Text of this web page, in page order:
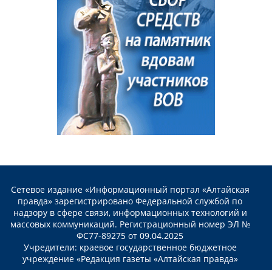
Сетевое издание «Информационный портал «Алтайская
правда» зарегистрировано Федеральной службой по
надзору в сфере связи, информационных технологий и
массовых коммуникаций. Регистрационный номер ЭЛ №
ФС77-89275 от 09.04.2025
Учредители: краевое государственное бюджетное
учреждение «Редакция газеты «Алтайская правда»